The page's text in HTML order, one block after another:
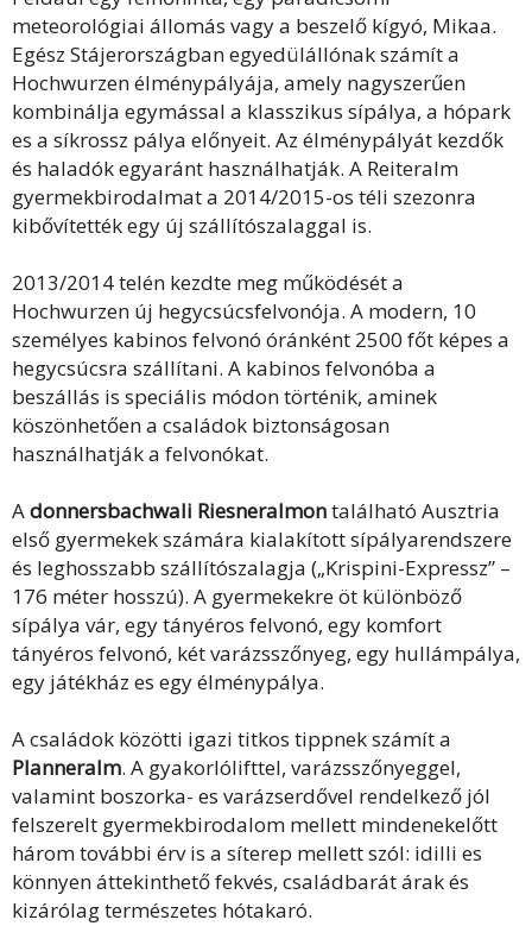
meteorológiai állomás vagy a beszelő kígyó, Mikaa.
Egész Stájerországban egyedülállónak számít a
Hochwurzen élménypályája, amely nagyszerűen
kombinálja egymással a klasszikus sípálya, a hópark
es a síkrossz pálya előnyeit. Az élménypályát kezdők
és haladók egyaránt használhatják. A Reiteralm
gyermekbirodalmat a 2014/2015-os téli szezonra
kibővítették egy új szállítószalaggal is.
2013/2014 telén kezdte meg működését a
Hochwurzen új hegycsúcsfelvonója. A modern, 10
személyes kabinos felvonó óránként 2500 főt képes a
hegycsúcsra szállítani. A kabinos felvonóba a
beszállás is speciális módon történik, aminek
köszönhetően a családok biztonságosan
használhatják a felvonókat.
Adonnersbachwali Riesneralmontalálható Ausztria
első gyermekek számára kialakított sípályarendszere
és leghosszabb szállítószalagja („Krispini-Expressz” –
176 méter hosszú). A gyermekekre öt különböző
sípálya vár, egy tányéros felvonó, egy komfort
tányéros felvonó, két varázsszőnyeg, egy hullámpálya,
egy játékház es egy élménypálya.
A családok közötti igazi titkos tippnek számít a
Planneralm. A gyakorlólifttel, varázsszőnyeggel,
valamint boszorka- es varázserdővel rendelkező jól
felszerelt gyermekbirodalom mellett mindenekelőtt
három további érv is a síterep mellett szól: idilli es
könnyen áttekinthető fekvés, családbarát árak és
kizárólag természetes hótakaró.